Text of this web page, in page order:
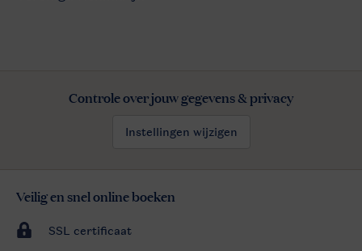
Controle over jouw gegevens & privacy
Instellingen wijzigen
Veilig en snel online boeken
SSL certificaat